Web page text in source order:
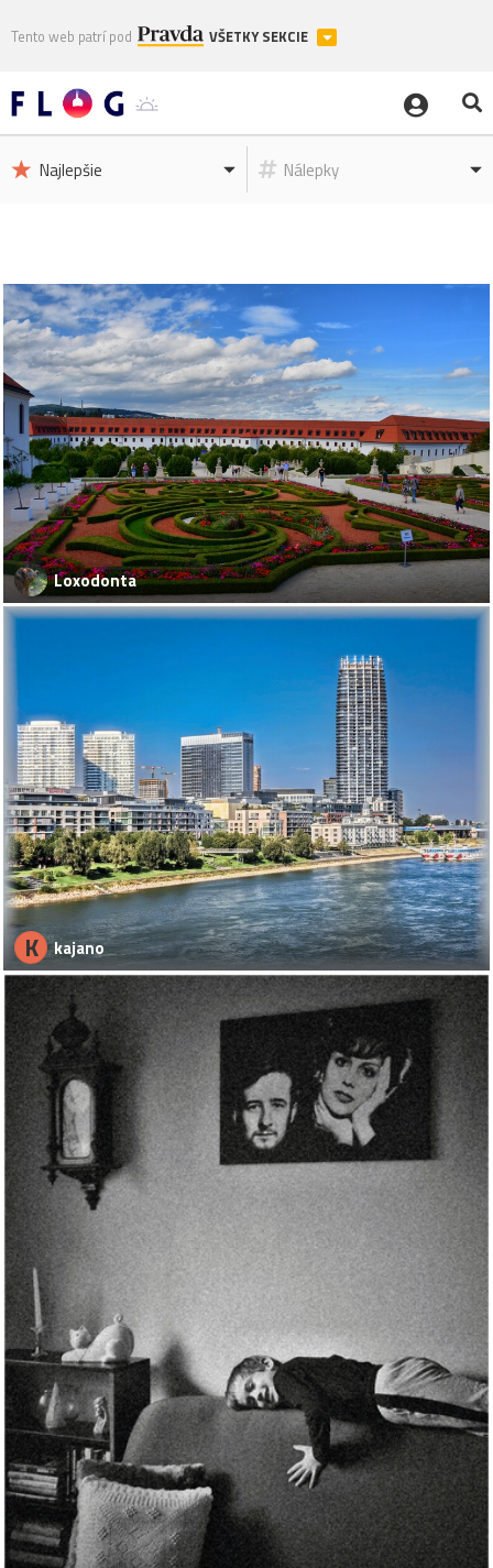
Tento web patrí pod VŠETKY SEKCIE
Najlepšie Nálepky
Loxodonta
K kajano